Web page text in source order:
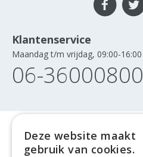
Klantenservice
Maandag t/m vrijdag, 09:00-16:00
06-36000800
Deze website maakt
gebruik van cookies.